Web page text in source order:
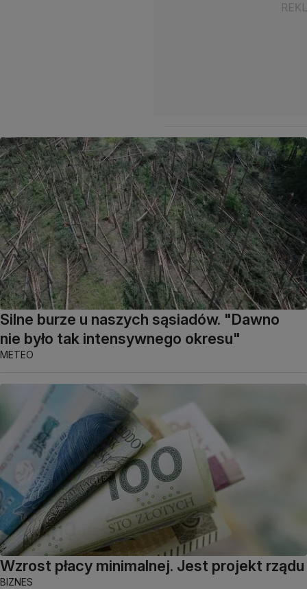
Silne burze u naszych sąsiadów. "Dawno
nie było tak intensywnego okresu"
METEO
Wzrost płacy minimalnej. Jest projekt rządu
BIZNES